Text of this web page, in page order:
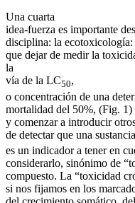
Una cuarta
idea-fuerza es importante
disciplina: la ecotoxicología:
que dejar de medir la
la
vía de la LC50,
o concentración de una
mortalidad del 50%, (Fig. 1)
y comenzar a introducir
de detectar que una
es un indicador a tener en
considerarlo, sinónimo de
compuesto. La “toxicidad
si nos fijamos en los